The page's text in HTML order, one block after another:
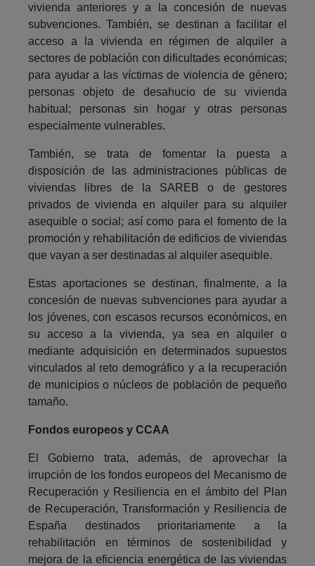
vivienda anteriores y a la concesión de nuevas
subvenciones. También, se destinan a facilitar el
acceso a la vivienda en régimen de alquiler a
sectores de población con dificultades económicas;
para ayudar a las víctimas de violencia de género;
personas objeto de desahucio de su vivienda
habitual; personas sin hogar y otras personas
especialmente vulnerables.
También, se trata de fomentar la puesta a
disposición de las administraciones públicas de
viviendas libres de la SAREB o de gestores
privados de vivienda en alquiler para su alquiler
asequible o social; así como para el fomento de la
promoción y rehabilitación de edificios de viviendas
que vayan a ser destinadas al alquiler asequible.
Estas aportaciones se destinan, finalmente, a la
concesión de nuevas subvenciones para ayudar a
los jóvenes, con escasos recursos económicos, en
su acceso a la vivienda, ya sea en alquiler o
mediante adquisición en determinados supuestos
vinculados al reto demográfico y a la recuperación
de municipios o núcleos de población de pequeño
tamaño.
Fondos europeos y CCAA
El Gobierno trata, además, de aprovechar la
irrupción de los fondos europeos del Mecanismo de
Recuperación y Resiliencia en el ámbito del Plan
de Recuperación, Transformación y Resiliencia de
España destinados prioritariamente a la
rehabilitación en términos de sostenibilidad y
mejora de la eficiencia energética de las viviendas